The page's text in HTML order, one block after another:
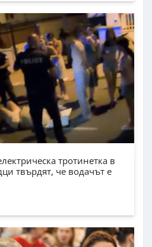
тротинетка в
твърдят, че водачът е